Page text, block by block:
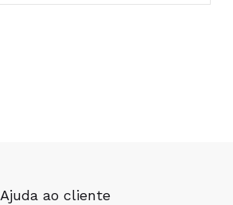
Ajuda ao cliente